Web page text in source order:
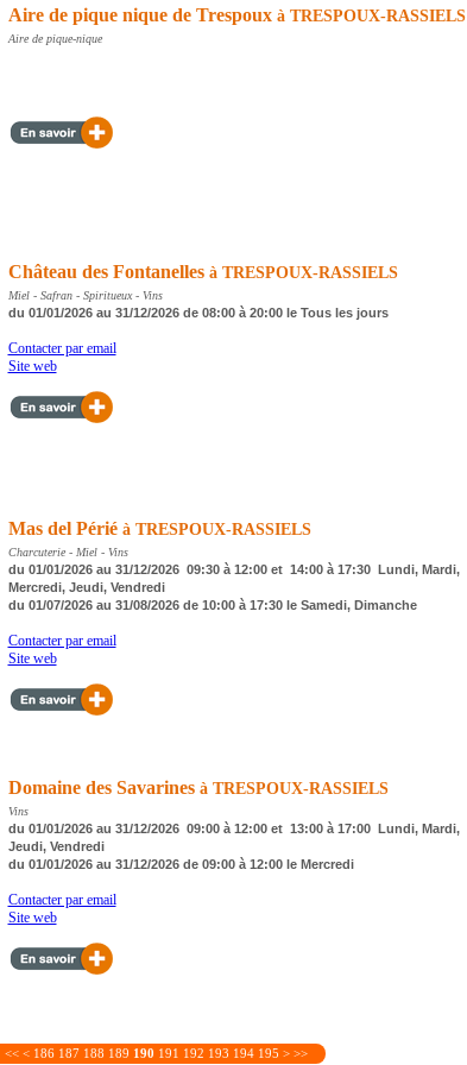
Aire de pique nique de Trespoux à TRESPOUX-RASSIELS
Aire de pique-nique
Château des Fontanelles à TRESPOUX-RASSIELS
Miel - Safran - Spiritueux - Vins
du 01/01/2026 au 31/12/2026 de 08:00 à 20:00 le Tous les jours
Contacter par email
Site web
Mas del Périé à TRESPOUX-RASSIELS
Charcuterie - Miel - Vins
du 01/01/2026 au 31/12/2026 09:30 à 12:00 et 14:00 à 17:30 Lundi, Mardi,
Mercredi, Jeudi, Vendredi
du 01/07/2026 au 31/08/2026 de 10:00 à 17:30 le Samedi, Dimanche
Contacter par email
Site web
Domaine des Savarines à TRESPOUX-RASSIELS
Vins
du 01/01/2026 au 31/12/2026 09:00 à 12:00 et 13:00 à 17:00 Lundi, Mardi,
Jeudi, Vendredi
du 01/01/2026 au 31/12/2026 de 09:00 à 12:00 le Mercredi
Contacter par email
Site web
<< < 186 187 188 189 190 191 192 193 194 195 > >>